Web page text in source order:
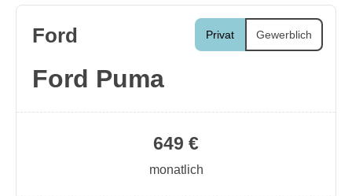
Privat Gewerblich
Ford
Ford Puma
649 €
monatlich